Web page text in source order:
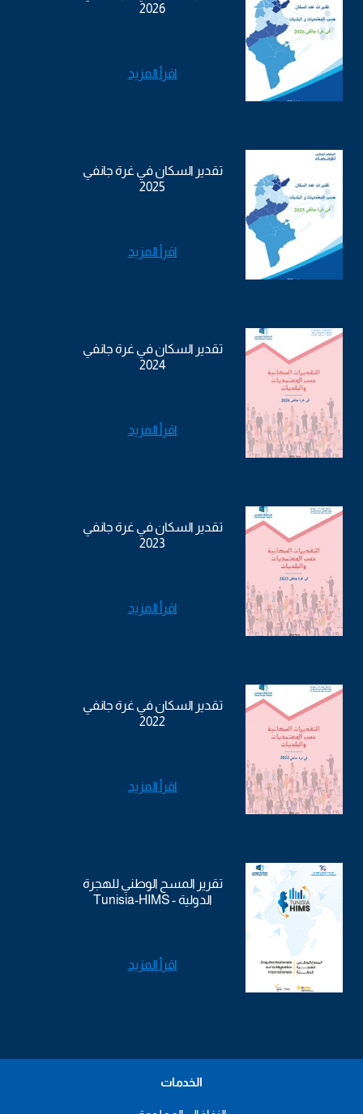
2026
اقرأ المزيد
تقدير السكان في غرة جانفي
2025
اقرأ المزيد
تقدير السكان في غرة جانفي
2024
اقرأ المزيد
تقدير السكان في غرة جانفي
2023
اقرأ المزيد
تقدير السكان في غرة جانفي
2022
اقرأ المزيد
تقرير المسح الوطني للهجرة
الدولية - Tunisia-HIMS
اقرأ المزيد
الخدمات